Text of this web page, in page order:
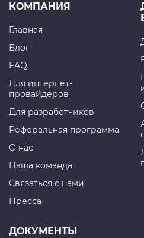
КОМПАНИЯ
Главная
Блог
FAQ
Для интернет-
провайдеров
Для разработчиков
Реферальная программа
О нас
Наша команда
Связаться с нами
Пресса
ДОКУМЕНТЫ